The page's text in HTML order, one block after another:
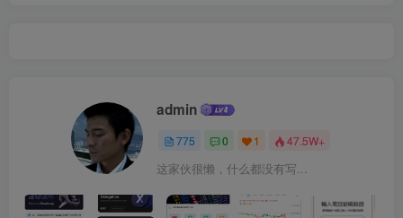
admin
775 0 1 47.5W+
这家伙很懒，什么都没有写...